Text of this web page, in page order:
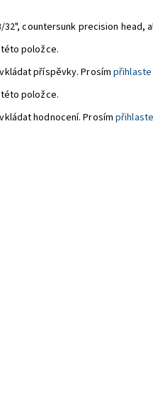
countersunk precision head,
položce.
příspěvky. Prosímpřihlaste
položce.
hodnocení. Prosím